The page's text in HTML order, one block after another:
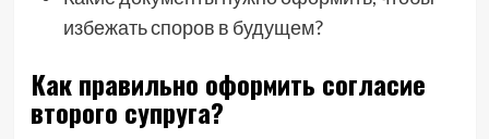
избежать споров в будущем?
Как правильно оформить согласие
второго супруга?